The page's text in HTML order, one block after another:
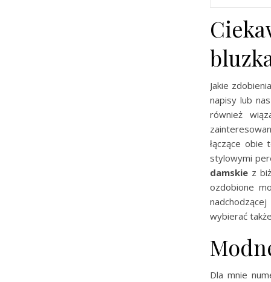
Jakie
napisy lub
również
łączące
stylowymi
damskie z
ozdobione
wybierać
Dla mnie